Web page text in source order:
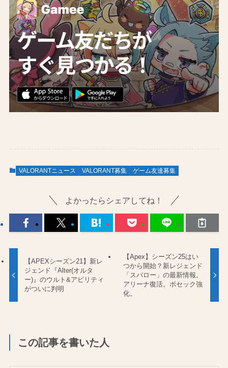
VALORANTニュース VALORANT募集 ゲーム友達募集
よかったらシェアしてね！
【APEXシーズン21】新レ
ジェンド『Alter(オルタ
ー)』のウルト&アビリティ
がついに判明
【Apex】シーズン25はい
つから開始？新レジェンド
「スパロー」の最新情報。
アリーナ復活。ボセック強
化。
この記事を書いた人